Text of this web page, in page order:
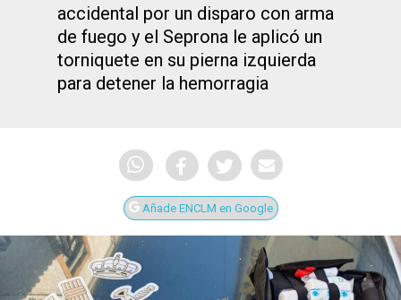
accidental por un disparo con arma
de fuego y el Seprona le aplicó un
torniquete en su pierna izquierda
para detener la hemorragia
Añade ENCLM en Google